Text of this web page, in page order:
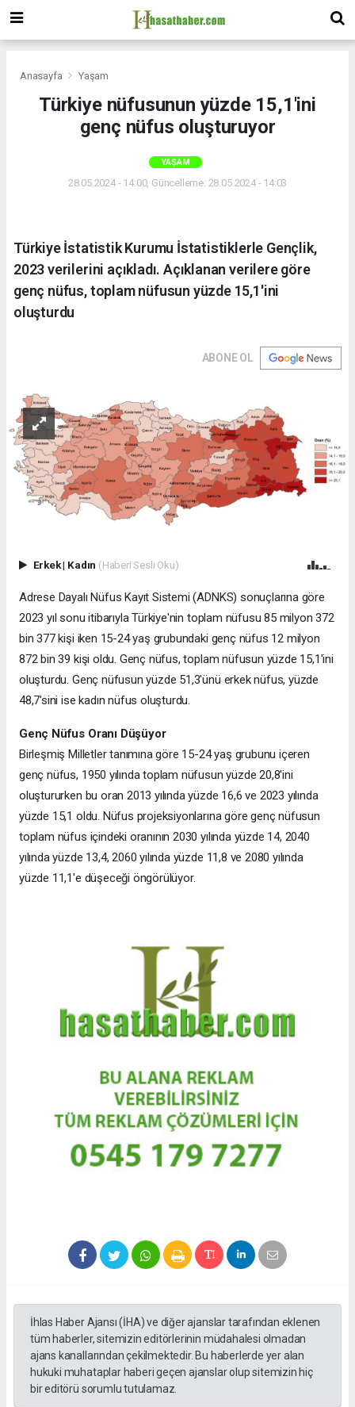
Anasayfa Yaşam
Türkiye nüfusunun yüzde 15,1'ini
genç nüfus oluşturuyor
YAŞAM
28.05.2024 - 14:00, Güncelleme: 28.05.2024 - 14:03
Türkiye İstatistik Kurumu İstatistiklerle Gençlik,
2023 verilerini açıkladı. Açıklanan verilere göre
genç nüfus, toplam nüfusun yüzde 15,1'ini
oluşturdu
ABONE OL
Erkek| Kadın (Haberi Sesli Oku)
Adrese Dayalı Nüfus Kayıt Sistemi (ADNKS) sonuçlarına göre
2023 yıl sonu itibarıyla Türkiye'nin toplam nüfusu 85 milyon 372
bin 377 kişi iken 15-24 yaş grubundaki genç nüfus 12 milyon
872 bin 39 kişi oldu. Genç nüfus, toplam nüfusun yüzde 15,1'ini
oluşturdu. Genç nüfusun yüzde 51,3'ünü erkek nüfus, yüzde
48,7'sini ise kadın nüfus oluşturdu.
Genç Nüfus Oranı Düşüyor
Birleşmiş Milletler tanımına göre 15-24 yaş grubunu içeren
genç nüfus, 1950 yılında toplam nüfusun yüzde 20,8'ini
oluştururken bu oran 2013 yılında yüzde 16,6 ve 2023 yılında
yüzde 15,1 oldu. Nüfus projeksiyonlarına göre genç nüfusun
toplam nüfus içindeki oranının 2030 yılında yüzde 14, 2040
yılında yüzde 13,4, 2060 yılında yüzde 11,8 ve 2080 yılında
yüzde 11,1'e düşeceği öngörülüyor.
İhlas Haber Ajansı (İHA) ve diğer ajanslar tarafından eklenen
tüm haberler, sitemizin editörlerinin müdahalesi olmadan
ajans kanallarından çekilmektedir. Bu haberlerde yer alan
hukuki muhataplar haberi geçen ajanslar olup sitemizin hiç
bir editörü sorumlu tutulamaz.